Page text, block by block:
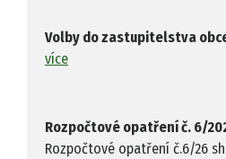
Volby do zastupitelstva
více
Rozpočtové opatření č. 6/
Rozpočtové opatření č.6/26